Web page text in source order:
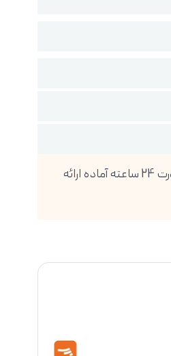
فروشگاه اینترنتی دیجی پویا، بزرگترین واردکننده انواع گوشی موبایل، تبلت، ساعت هوشمند، لوازم صوتی و تصویری و انواع لوازم خانگی، 7 روز هفته و به صورت 24 ساعته آماده ارائه